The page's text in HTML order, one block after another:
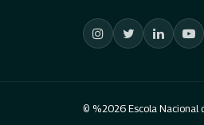
© %2026 Escola Nacional